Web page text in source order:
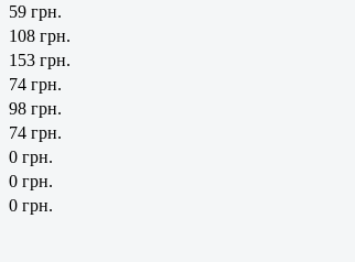
59 грн.
108 грн.
153 грн.
74 грн.
98 грн.
74 грн.
0 грн.
0 грн.
0 грн.